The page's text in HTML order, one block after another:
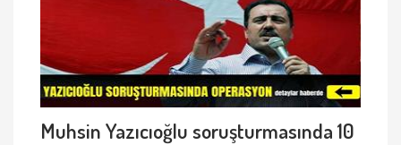
Muhsin Yazıcıoğlu soruşturmasında 10